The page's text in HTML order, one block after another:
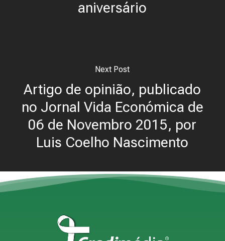
aniversário
Next Post
Artigo de opinião, publicado
no Jornal Vida Económica de
06 de Novembro 2015, por
Luis Coelho Nascimento